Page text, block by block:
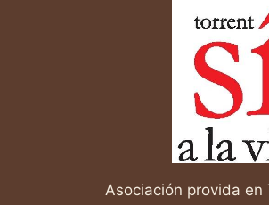
Asociación provida en